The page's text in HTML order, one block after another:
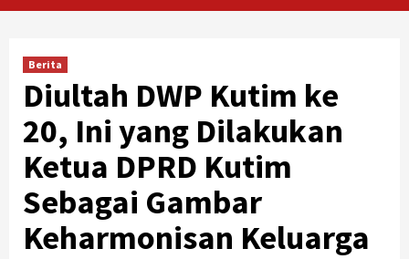
Berita
Diultah DWP Kutim ke
20, Ini yang Dilakukan
Ketua DPRD Kutim
Sebagai Gambar
Keharmonisan Keluarga